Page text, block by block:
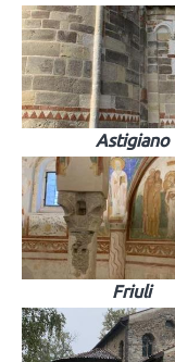
Astigiano
Friuli